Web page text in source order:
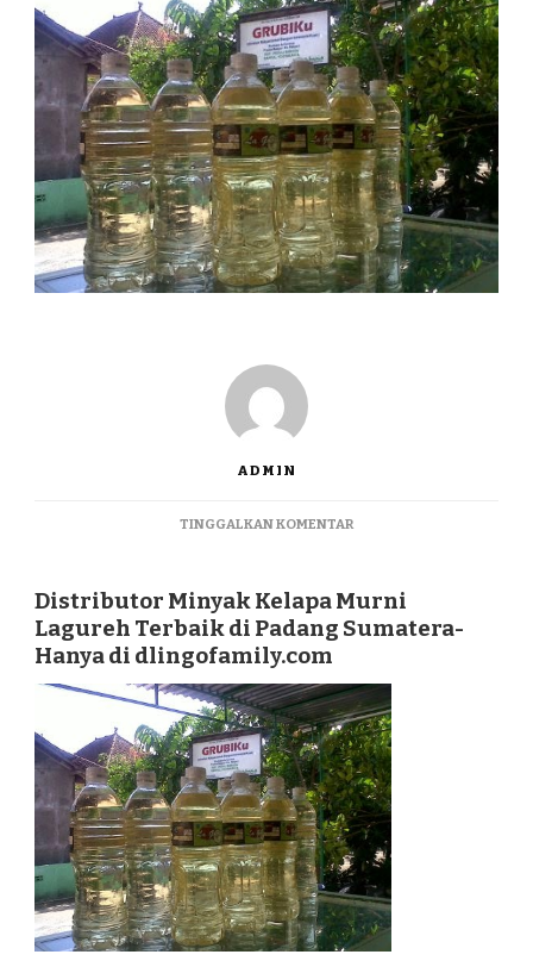
ADMIN
TINGGALKAN KOMENTARPADA
KELAPA
MURNI
LAGUREH
DI
PADANG
SUMATERA
Distributor Minyak Kelapa Murni
Lagureh Terbaik di Padang Sumatera-
Hanya di dlingofamily.com